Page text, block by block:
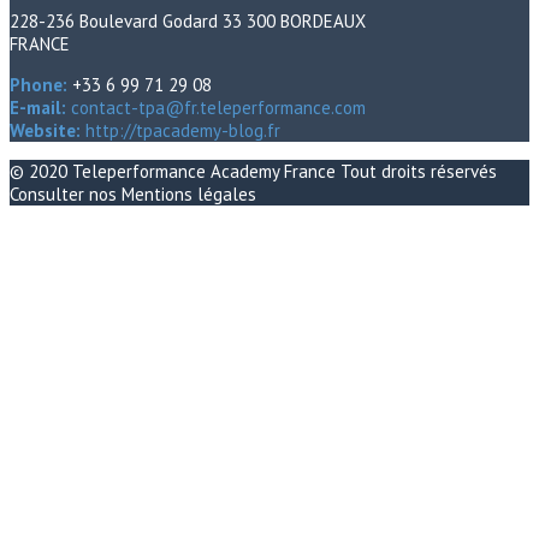
228-236 Boulevard Godard 33 300 BORDEAUX
FRANCE
Phone: +33 6 99 71 29 08
E-mail: contact-tpa@fr.teleperformance.com
Website: http://tpacademy-blog.fr
© 2020 Teleperformance Academy France Tout droits réservés
Consulter nos Mentions légales